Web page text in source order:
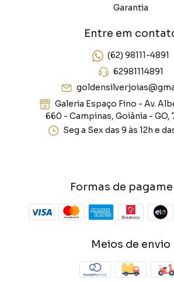
Garantia
Entre em
(62) 98111-4891
62981114891
Galeria Espaço Fino - Av.
660 - Campinas, Goiânia - GO,
Seg a Sex das 9 às 12h e
Formas de
Meios de envio